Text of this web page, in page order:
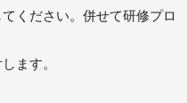
ください。併せて研修プロ
ます。